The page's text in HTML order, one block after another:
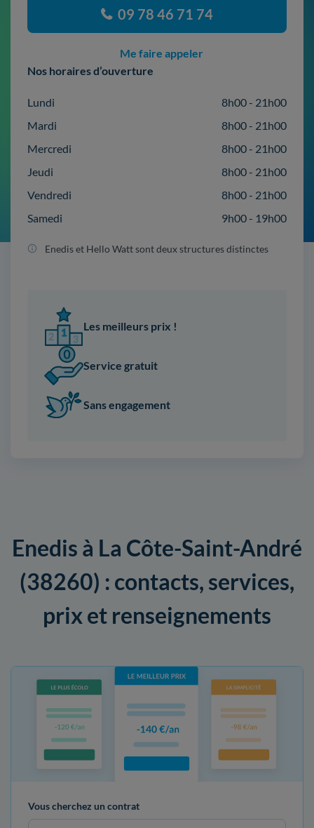
09 78 46 71 74
Me faire appeler
Nos horaires d’ouverture
Lundi
8h00 - 21h00
Mardi
8h00 - 21h00
Mercredi
8h00 - 21h00
Jeudi
8h00 - 21h00
Vendredi
8h00 - 21h00
Samedi
9h00 - 19h00
Enedis et Hello Watt sont deux structures distinctes
Les meilleurs prix !
Service gratuit
Sans engagement
Enedis à La Côte-Saint-André
(38260) : contacts, services,
prix et renseignements
Vous cherchez un contrat